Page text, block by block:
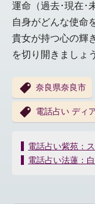
運命（過去･現在･
自身がどんな使命
貴女が持つ心の輝
を切り開きましょ
奈良県奈良市
電話占い ディ
投
稿
電話占い紫苑：
電話占い法蓮：